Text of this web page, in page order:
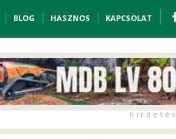
BLOG HASZNOS KAPCSOLAT
h i r d e t é s